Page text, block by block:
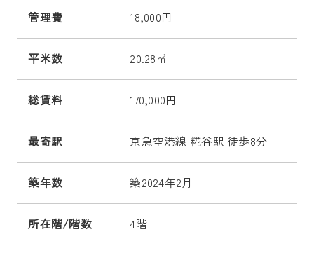
管理費 18,000円
平米数 20.28㎡
総賃料 170,000円
最寄駅 京急空港線 糀谷駅 徒歩8分
築年数 築2024年2月
所在階/階数 4階